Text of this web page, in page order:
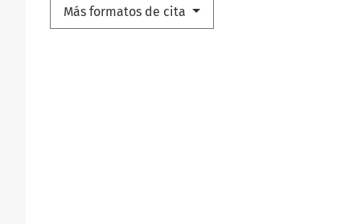
Más formatos de cita